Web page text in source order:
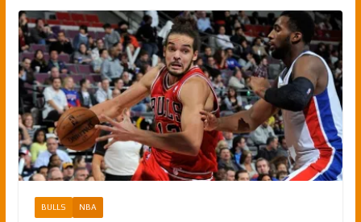
BULLS NBA